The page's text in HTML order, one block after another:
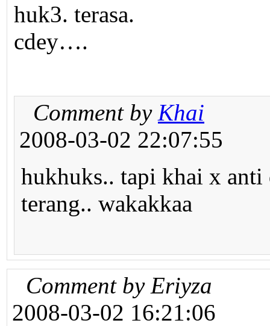
huk3. terasa.
cdey….
Comment by Khai
2008-03-02 22:07:55
hukhuks.. tapi khai x anti
terang.. wakakkaa
Comment by Eriyza
2008-03-02 16:21:06